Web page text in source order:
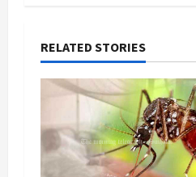
RELATED STORIES